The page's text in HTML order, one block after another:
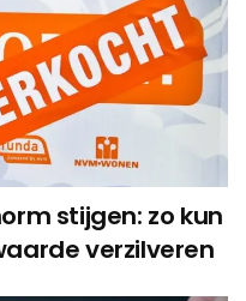
stijgen: zo kun
verzilveren